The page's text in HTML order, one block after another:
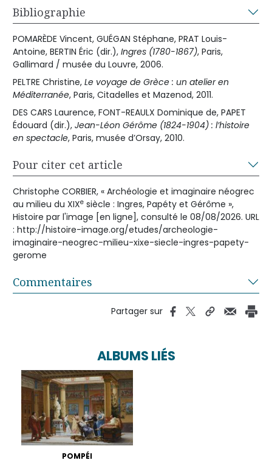
Bibliographie
POMARÈDE Vincent, GUÉGAN Stéphane, PRAT Louis-
Antoine, BERTIN Éric (dir.), Ingres (1780-1867), Paris,
Gallimard / musée du Louvre, 2006.
PELTRE Christine, Le voyage de Grèce : un atelier en
Méditerranée, Paris, Citadelles et Mazenod, 2011.
DES CARS Laurence, FONT-REAULX Dominique de, PAPET
Édouard (dir.), Jean-Léon Gérôme (1824-1904) : l’histoire
en spectacle, Paris, musée d’Orsay, 2010.
Pour citer cet article
Christophe CORBIER, « Archéologie et imaginaire néogrec
au milieu du XIXe siècle : Ingres, Papéty et Gérôme »,
Histoire par l'image [en ligne], consulté le 08/08/2026. URL
: http://histoire-image.org/etudes/archeologie-
imaginaire-neogrec-milieu-xixe-siecle-ingres-papety-
gerome
Commentaires
Partager sur
ALBUMS LIÉS
POMPÉI